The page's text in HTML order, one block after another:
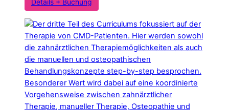
Details + Buchung